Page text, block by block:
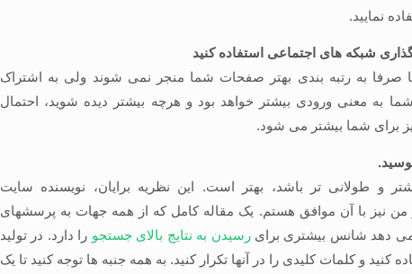
شبکه های اجتماعی استفاده کنید
صرفا به رتبه بندی بهتر صفحات شما منجر نمی شوند ولی به اشتراک
به معنی ورودی بیشتر خواهد بود و هرچه بیشتر دیده شوید، احتمال
برای شما بیشتر می شود.
و طولانی تر باشد، بهتر است. این نظریه برایان، نویسنده سایت
نیز با آن موافق هستم. یک مقاله کامل که از همه جهات به پرسشهای
می دهد شانس بیشتری برایرسیدن به نتایج بالای جستجو را دارد. در تولید
کنید و کلمات کلیدی را در آنها تکرار کنید. به همه جنبه ها توجه کنید تا یک